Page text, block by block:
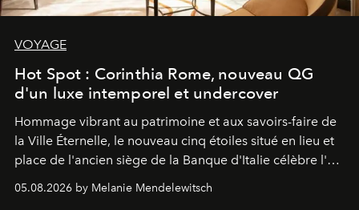
VOYAGE
Hot Spot : Corinthia Rome, nouveau QG
d'un luxe intemporel et undercover
Hommage vibrant au patrimoine et aux savoirs-faire de
la Ville Éternelle, le nouveau cinq étoiles situé en lieu et
place de l'ancien siège de la Banque d'Italie célèbre l'art
de vivre Romain dans toute son élégance intemporelle.
05.08.2026 by Melanie Mendelewitsch